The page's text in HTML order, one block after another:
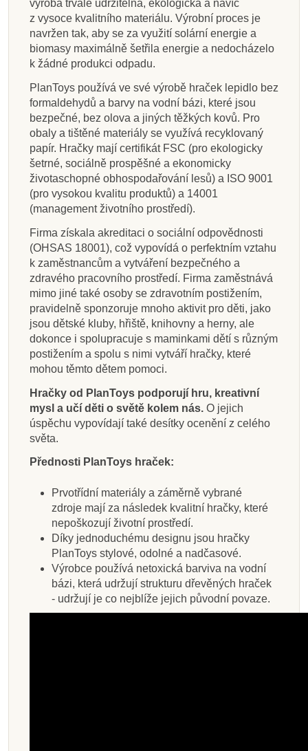
výroba trvale udržitelná, ekologická a navíc
z vysoce kvalitního materiálu. Výrobní proces je
navržen tak, aby se za využití solární energie a
biomasy maximálně šetřila energie a nedocházelo
k žádné produkci odpadu.
PlanToys používá ve své výrobě hraček lepidlo bez
formaldehydů a barvy na vodní bázi, které jsou
bezpečné, bez olova a jiných těžkých kovů. Pro
obaly a tištěné materiály se využívá recyklovaný
papír. Hračky mají certifikát FSC (pro ekologicky
šetrné, sociálně prospěšné a ekonomicky
životaschopné obhospodařování lesů) a ISO 9001
(pro vysokou kvalitu produktů) a 14001
(management životního prostředí).
Firma získala akreditaci o sociální odpovědnosti
(OHSAS 18001), což vypovídá o perfektním vztahu
k zaměstnancům a vytváření bezpečného a
zdravého pracovního prostředí. Firma zaměstnává
mimo jiné také osoby se zdravotním postižením,
pravidelně sponzoruje mnoho aktivit pro děti, jako
jsou dětské kluby, hřiště, knihovny a herny, ale
dokonce i spolupracuje s maminkami dětí s různým
postižením a spolu s nimi vytváří hračky, které
mohou těmto dětem pomoci.
Hračky od PlanToys podporují hru, kreativní
mysl a učí děti o světě kolem nás. O jejich
úspěchu vypovídají také desítky ocenění z celého
světa.
Přednosti PlanToys hraček:
Prvotřídní materiály a záměrně vybrané
zdroje mají za následek kvalitní hračky, které
nepoškozují životní prostředí.
Díky jednoduchému designu jsou hračky
PlanToys stylové, odolné a nadčasové.
Výrobce používá netoxická barviva na vodní
bázi, která udržují strukturu dřevěných hraček
- udržují je co nejblíže jejich původní povaze.